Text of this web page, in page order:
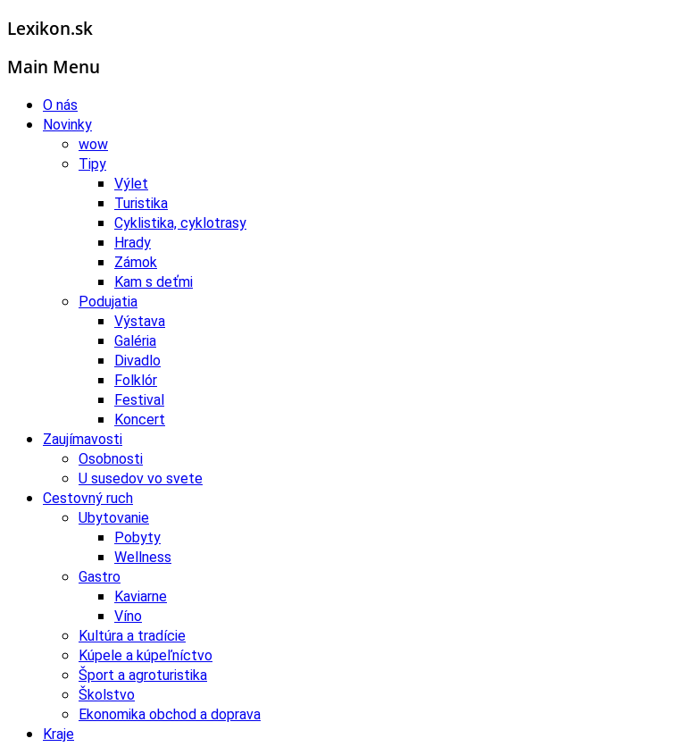
Lexikon.sk
Main Menu
O nás
Novinky
wow
Tipy
Výlet
Turistika
Cyklistika, cyklotrasy
Hrady
Zámok
Kam s deťmi
Podujatia
Výstava
Galéria
Divadlo
Folklór
Festival
Koncert
Zaujímavosti
Osobnosti
U susedov vo svete
Cestovný ruch
Ubytovanie
Pobyty
Wellness
Gastro
Kaviarne
Víno
Kultúra a tradície
Kúpele a kúpeľníctvo
Šport a agroturistika
Školstvo
Ekonomika obchod a doprava
Kraje